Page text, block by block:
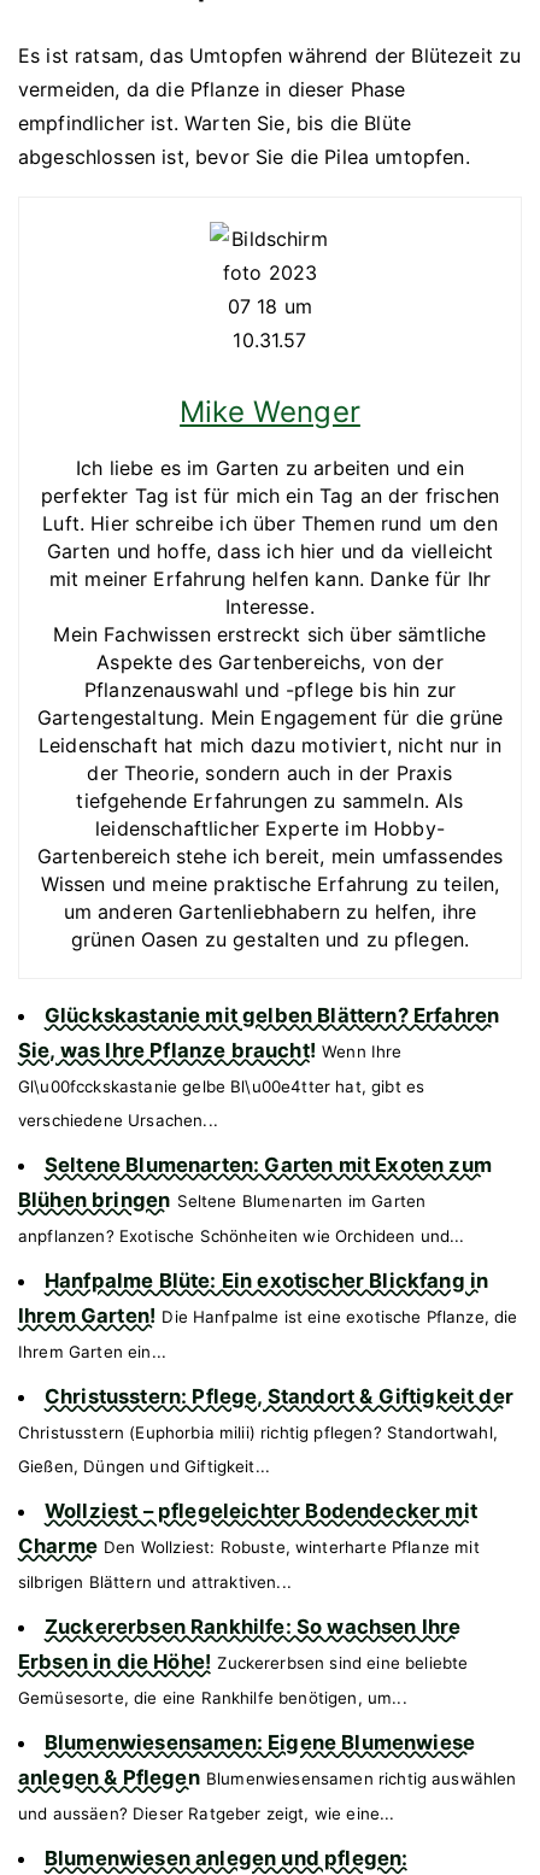
Es ist ratsam, das Umtopfen während der Blütezeit zu
vermeiden, da die Pflanze in dieser Phase
empfindlicher ist. Warten Sie, bis die Blüte
abgeschlossen ist, bevor Sie die Pilea umtopfen.
Mike Wenger
Ich liebe es im Garten zu arbeiten und ein
perfekter Tag ist für mich ein Tag an der frischen
Luft. Hier schreibe ich über Themen rund um den
Garten und hoffe, dass ich hier und da vielleicht
mit meiner Erfahrung helfen kann. Danke für Ihr
Interesse.
Mein Fachwissen erstreckt sich über sämtliche
Aspekte des Gartenbereichs, von der
Pflanzenauswahl und -pflege bis hin zur
Gartengestaltung. Mein Engagement für die grüne
Leidenschaft hat mich dazu motiviert, nicht nur in
der Theorie, sondern auch in der Praxis
tiefgehende Erfahrungen zu sammeln. Als
leidenschaftlicher Experte im Hobby-
Gartenbereich stehe ich bereit, mein umfassendes
Wissen und meine praktische Erfahrung zu teilen,
um anderen Gartenliebhabern zu helfen, ihre
grünen Oasen zu gestalten und zu pflegen.
Glückskastanie mit gelben Blättern? Erfahren
Sie, was Ihre Pflanze braucht! Wenn Ihre
Gl\u00fcckskastanie gelbe Bl\u00e4tter hat, gibt es
verschiedene Ursachen...
Seltene Blumenarten: Garten mit Exoten zum
Blühen bringen Seltene Blumenarten im Garten
anpflanzen? Exotische Schönheiten wie Orchideen und...
Hanfpalme Blüte: Ein exotischer Blickfang in
Ihrem Garten! Die Hanfpalme ist eine exotische Pflanze, die
Ihrem Garten ein...
Christusstern: Pflege, Standort & Giftigkeit der
Christusstern (Euphorbia milii) richtig pflegen? Standortwahl,
Gießen, Düngen und Giftigkeit...
Wollziest – pflegeleichter Bodendecker mit
Charme Den Wollziest: Robuste, winterharte Pflanze mit
silbrigen Blättern und attraktiven...
Zuckererbsen Rankhilfe: So wachsen Ihre
Erbsen in die Höhe! Zuckererbsen sind eine beliebte
Gemüsesorte, die eine Rankhilfe benötigen, um...
Blumenwiesensamen: Eigene Blumenwiese
anlegen & Pflegen Blumenwiesensamen richtig auswählen
und aussäen? Dieser Ratgeber zeigt, wie eine...
Blumenwiesen anlegen und pflegen: